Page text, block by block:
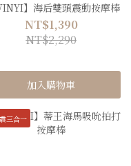
】海后雙頭震動按摩棒
NT$1,390
NT$2,290
加入購物車
三合一